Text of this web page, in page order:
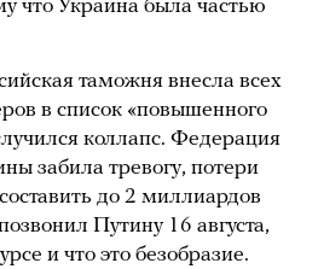
что Украина была частью
таможня внесла всех
в список «повышенного
коллапс. Федерация
забила тревогу, потери
до 2 миллиардов
Путину 16 августа,
и что это безобразие.